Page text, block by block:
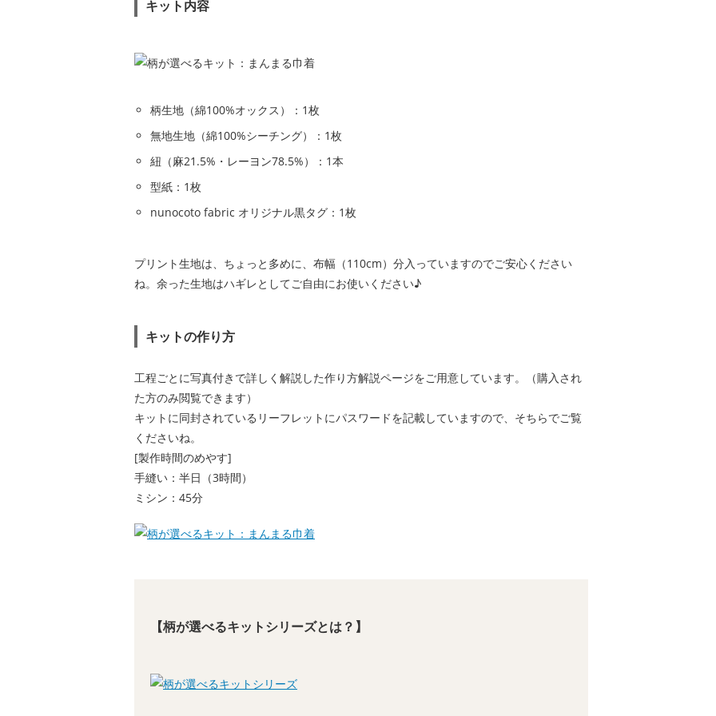
キット内容
柄生地（綿100%オックス）：1枚
無地生地（綿100%シーチング）：1枚
紐（麻21.5%・レーヨン78.5%）：1本
型紙：1枚
nunocoto fabric オリジナル黒タグ：1枚
プリント生地は、ちょっと多めに、布幅（110cm）分入っていますのでご安心ください
ね。余った生地はハギレとしてご自由にお使いください♪
キットの作り方
工程ごとに写真付きで詳しく解説した作り方解説ページをご用意しています。（購入され
た方のみ閲覧できます）
キットに同封されているリーフレットにパスワードを記載していますので、そちらでご覧
くださいね。
[製作時間のめやす]
手縫い：半日（3時間）
ミシン：45分
【柄が選べるキットシリーズとは？】